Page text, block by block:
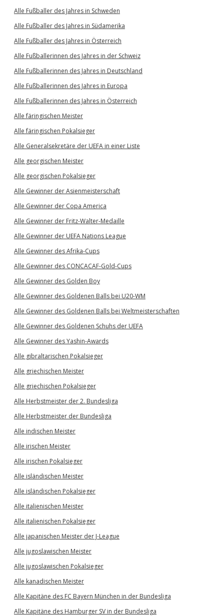
Alle Fußballer des Jahres in Schweden
Alle Fußballer des Jahres in Südamerika
Alle Fußballer des Jahres in Österreich
Alle Fußballerinnen des Jahres in der Schweiz
Alle Fußballerinnen des Jahres in Deutschland
Alle Fußballerinnen des Jahres in Europa
Alle Fußballerinnen des Jahres in Österreich
Alle färingischen Meister
Alle färingischen Pokalsieger
Alle Generalsekretäre der UEFA in einer Liste
Alle georgischen Meister
Alle georgischen Pokalsieger
Alle Gewinner der Asienmeisterschaft
Alle Gewinner der Copa America
Alle Gewinner der Fritz-Walter-Medaille
Alle Gewinner der UEFA Nations League
Alle Gewinner des Afrika-Cups
Alle Gewinner des CONCACAF-Gold-Cups
Alle Gewinner des Golden Boy
Alle Gewinner des Goldenen Balls bei U20-WM
Alle Gewinner des Goldenen Balls bei Weltmeisterschaften
Alle Gewinner des Goldenen Schuhs der UEFA
Alle Gewinner des Yashin-Awards
Alle gibraltarischen Pokalsieger
Alle griechischen Meister
Alle griechischen Pokalsieger
Alle Herbstmeister der 2. Bundesliga
Alle Herbstmeister der Bundesliga
Alle indischen Meister
Alle irischen Meister
Alle irischen Pokalsieger
Alle isländischen Meister
Alle isländischen Pokalsieger
Alle italienischen Meister
Alle italienischen Pokalsieger
Alle japanischen Meister der J-League
Alle jugoslawischen Meister
Alle jugoslawischen Pokalsieger
Alle kanadischen Meister
Alle Kapitäne des FC Bayern München in der Bundesliga
Alle Kapitäne des Hamburger SV in der Bundesliga